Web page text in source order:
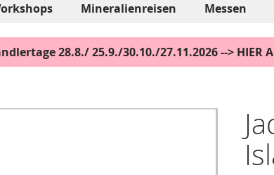
Mineralienreisen Messen
28.8./ 25.9./30.10./27.11.2026 --> HIER